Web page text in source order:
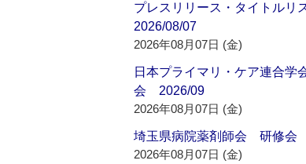
プレスリリース・タイトルリ
2026/08/07
2026年08月07日 (金)
日本プライマリ・ケア連合
会 2026/09
2026年08月07日 (金)
埼玉県病院薬剤師会 研修会
2026年08月07日 (金)